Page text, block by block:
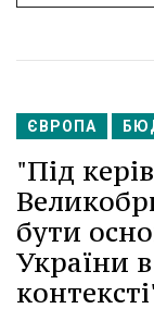
ЄВРОПА
"Під
бути
України